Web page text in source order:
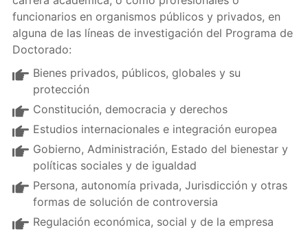
funcionarios en organismos públicos y privados, en
alguna de las líneas de investigación del Programa de
Doctorado:
Bienes privados, públicos, globales y su
protección
Constitución, democracia y derechos
Estudios internacionales e integración europea
Gobierno, Administración, Estado del bienestar y
políticas sociales y de igualdad
Persona, autonomía privada, Jurisdicción y otras
formas de solución de controversia
Regulación económica, social y de la empresa